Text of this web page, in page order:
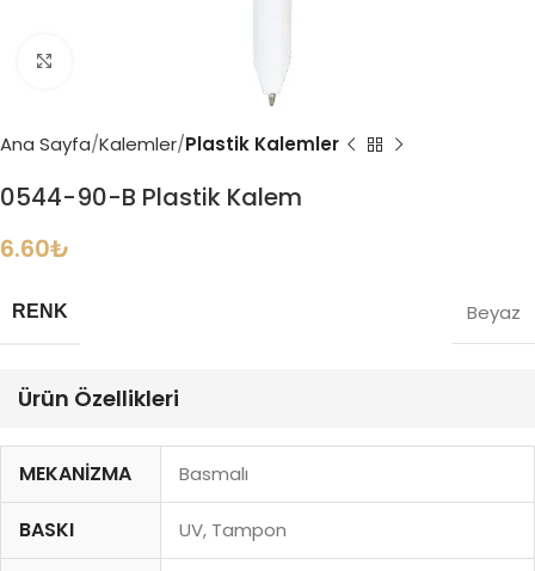
Büyütmek için tıklayın
Ana Sayfa Kalemler Plastik Kalemler
0544-90-B Plastik Kalem
6.60₺
RENK Beyaz
Ürün Özellikleri
MEKANIZMA Basmalı
BASKI UV, Tampon